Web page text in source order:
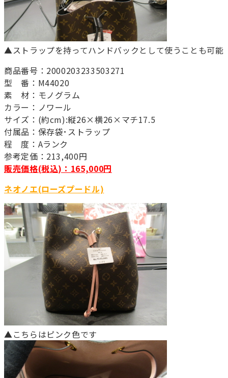
▲ストラップを持ってハンドバックとして使うことも可能
商品番号：2000203233503271
型 番：M44020
素 材：モノグラム
カラー：ノワール
サイズ：(約cm):縦26×横26×マチ17.5
付属品：保存袋･ストラップ
程 度：Aランク
参考定価：213,400円
販売価格(税込)：165,000円
ネオノエ(ローズプードル)
▲こちらはピンク色です